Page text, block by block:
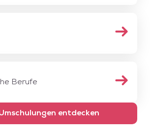
Berufe
entdecken